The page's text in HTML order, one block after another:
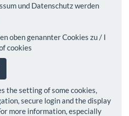
und Datenschutz werden
oben genannter Cookies zu / I
cookies
the setting of some cookies,
secure login and the display
more information, especially